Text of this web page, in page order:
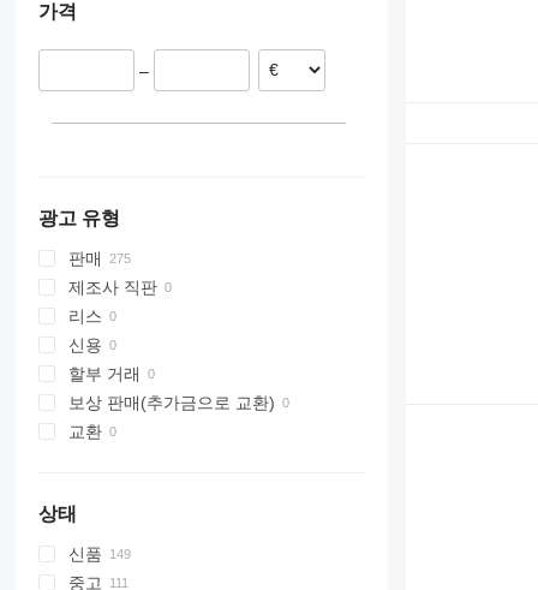
323
326
336
345
349
365
735
906
914
966
핀란드
가격
–
광고 유형
판매
제조사 직판
리스
신용
할부 거래
보상 판매(추가금으로 교환)
교환
상태
신품
중고